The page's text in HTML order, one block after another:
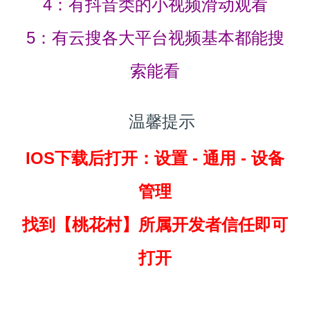
4：有抖音类的小视频滑动观看
5：有云搜各大平台视频基本都能搜
索能看
温馨提示
IOS下载后打开：设置 - 通用 - 设备
管理
找到
【桃花村】所属开发者信任即可
打开